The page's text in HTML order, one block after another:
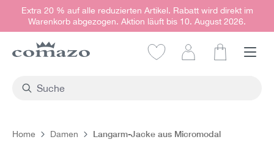
springen
Extra 20 % auf alle reduzierten Artikel. Rabatt wird direkt im
Warenkorb abgezogen. Aktion läuft bis 10. August 2026.
Home Damen Langarm-Jacke aus Micromodal